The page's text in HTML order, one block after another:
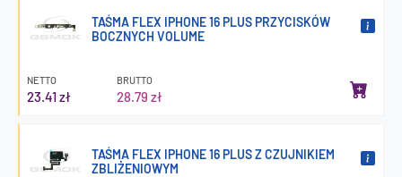
TAŚMA FLEX IPHONE 16 PLUS PRZYCISKÓW
BOCZNYCH VOLUME
NETTO
23.41 zł
BRUTTO
28.79 zł
TAŚMA FLEX IPHONE 16 PLUS Z CZUJNIKIEM
ZBLIŻENIOWYM